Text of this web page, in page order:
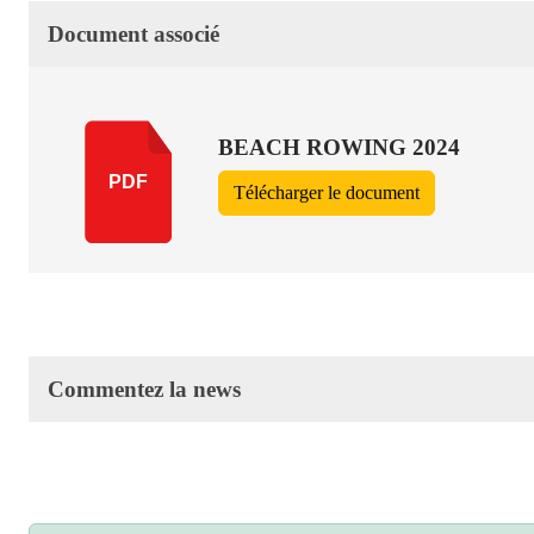
Document associé
PDF
BEACH ROWING 2024
Télécharger le document
Commentez la news